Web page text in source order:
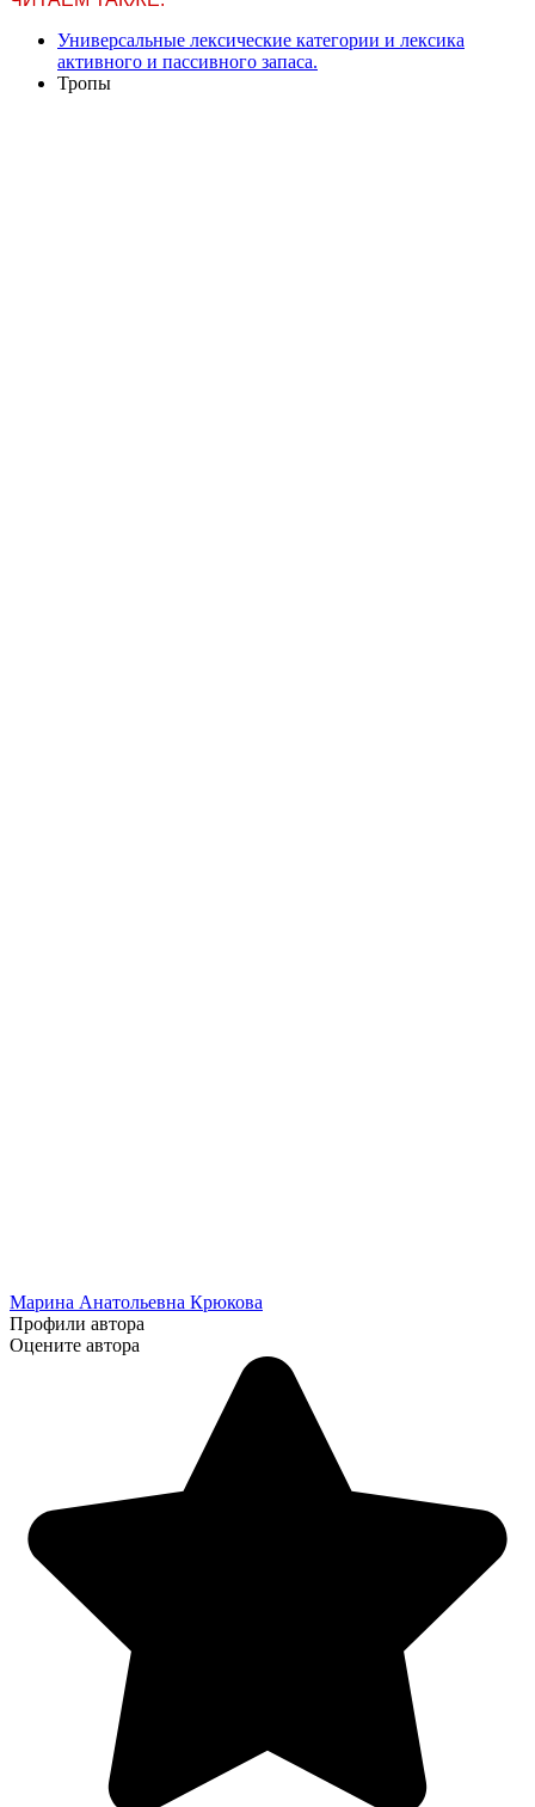
Универсальные лексические категории и лексика
активного и пассивного запаса.
Тропы
Марина Анатольевна Крюкова
Профили автора
Оцените автора